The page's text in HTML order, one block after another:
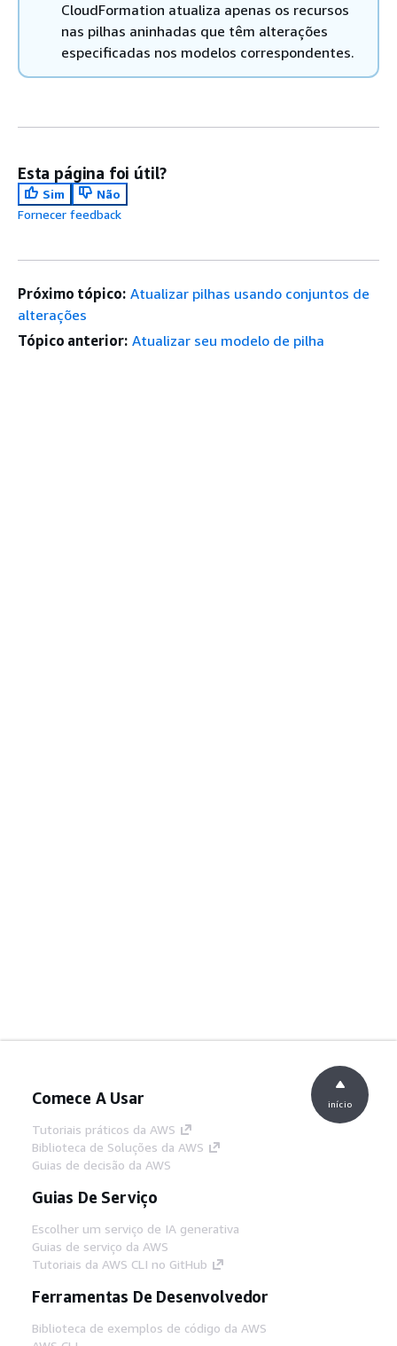
CloudFormation atualiza apenas os recursos
nas pilhas aninhadas que têm alterações
especificadas nos modelos correspondentes.
Esta página foi útil?
Sim
Não
Fornecer feedback
Próximo tópico: Atualizar pilhas usando conjuntos de
alterações
Tópico anterior: Atualizar seu modelo de pilha
Comece A Usar
Tutoriais práticos da AWS
Biblioteca de Soluções da AWS
Guias de decisão da AWS
Guias De Serviço
Escolher um serviço de IA generativa
Guias de serviço da AWS
Tutoriais da AWS CLI no GitHub
Ferramentas De Desenvolvedor
Biblioteca de exemplos de código da AWS
início